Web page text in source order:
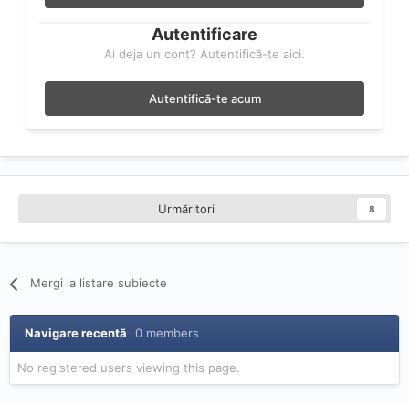
Autentificare
Ai deja un cont? Autentifică-te aici.
Autentifică-te acum
Urmăritori 8
Mergi la listare subiecte
Navigare recentă 0 members
No registered users viewing this page.